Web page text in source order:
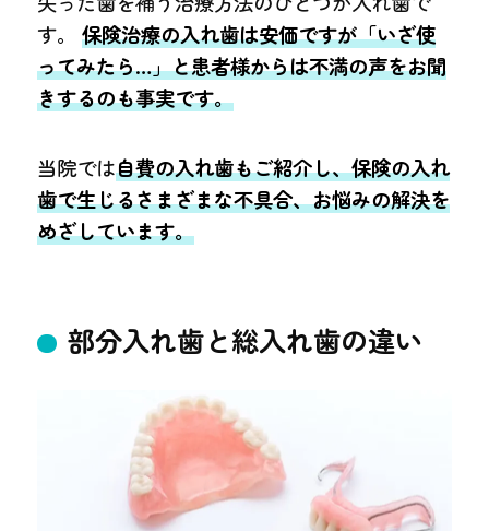
す。保険治療の入れ歯は安価ですが「いざ使
ってみたら…」と患者様からは不満の声をお聞
きするのも事実です。
当院では自費の入れ歯もご紹介し、保険の入れ
歯で生じるさまざまな不具合、お悩みの解決を
めざしています。
部分入れ歯と総入れ歯の違い